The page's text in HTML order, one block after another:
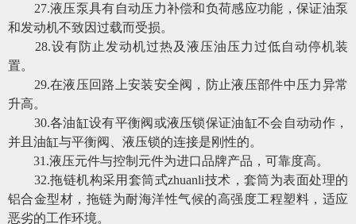
27.液压泵具有自动压力补偿和负荷感应功能，保证油泵
和发动机不致因过载而受损。
28.设有防止发动机过热及液压油压力过低自动停机装
置。
29.在液压回路上安装安全阀，防止液压部件中压力异常
升高。
30.各油缸设有平衡阀或液压锁保证油缸不会自动动作，
并且油缸与平衡阀、液压锁的连接是刚性的。
31.液压元件与控制元件为进口品牌产品，可靠度高。
32.拖链机构采用套筒式zhuanli技术，套筒为表面处理的
铝合金型材，拖链为耐海洋性气候的高强度工程塑料，适应
恶劣的工作环境。